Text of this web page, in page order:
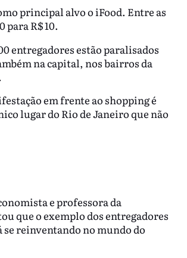
principal alvo o iFood. Entre as
R$ 10.
entregadores estão paralisados
na capital, nos bairros da
em frente ao shopping é
lugar do Rio de Janeiro que não
e professora da
que o exemplo dos entregadores
se reinventando no mundo do